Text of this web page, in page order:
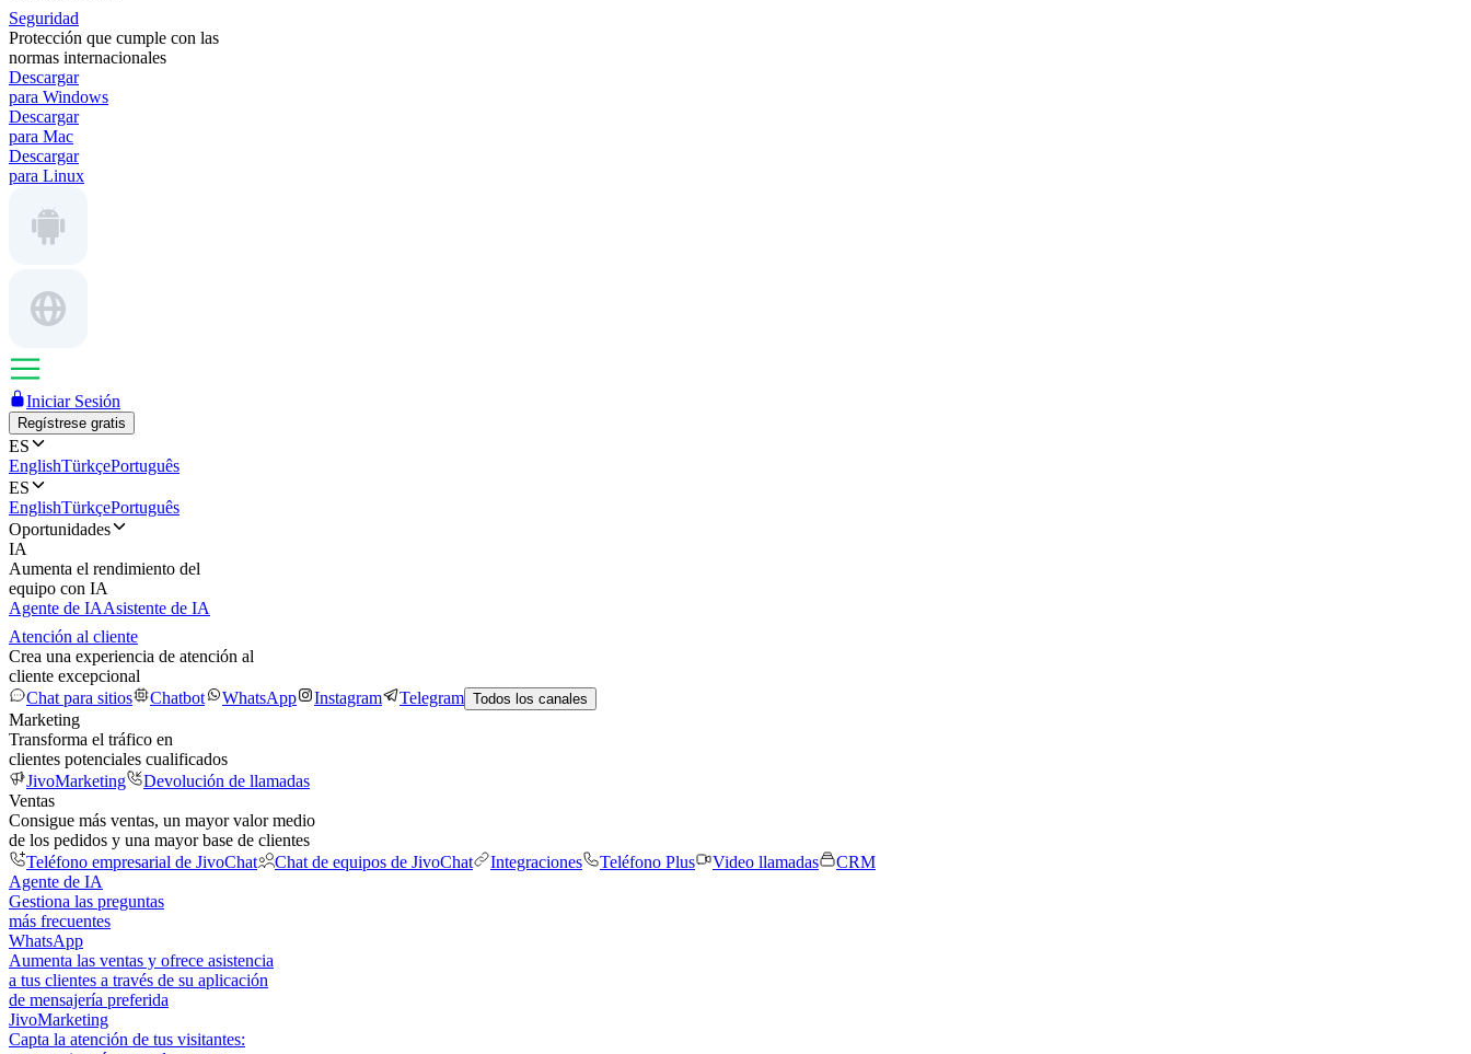
Seguridad
Protección que cumple con las
normas internacionales
Descargar
para Windows
Descargar
para Mac
Descargar
para Linux
Iniciar Sesión
Regístrese gratis
ES
EnglishTürkçePortuguês
ES
EnglishTürkçePortuguês
Oportunidades
IA
Aumenta el rendimiento del
equipo con IA
Agente de IAAsistente de IA
Atención al cliente
Crea una experiencia de atención al
cliente excepcional
Chat para sitios
Chatbot WhatsApp Instagram Telegram Todos los canales
Marketing
Transforma el tráfico en
clientes potenciales cualificados
JivoMarketing
Devolución de llamadas
Ventas
Consigue más ventas, un mayor valor medio
de los pedidos y una mayor base de clientes
Teléfono empresarial de JivoChat
Chat de equipos de JivoChat Integraciones Teléfono Plus Video llamadas
CRM
Agente de IA
Gestiona las preguntas
más frecuentes
WhatsApp
Aumenta las ventas y ofrece asistencia
a tus clientes a través de su aplicación
de mensajería preferida
JivoMarketing
Capta la atención de tus visitantes: